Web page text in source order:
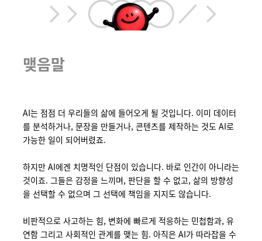
맺음말
AI는 점점 더 우리들의 삶에 들어오게 될 것입니다. 이미 데이터
를 분석하거나, 문장을 만들거나, 콘텐츠를 제작하는 것도 AI로
가능한 일이 되어버렸죠.
하지만 AI에겐 치명적인 단점이 있습니다. 바로 인간이 아니라는
것이죠. 그들은 감정을 느끼며, 판단을 할 수 없고, 삶의 방향성
을 선택할 수 없으며 그 선택에 책임을 지지도 않습니다.
비판적으로 사고하는 힘, 변화에 빠르게 적응하는 민첩함과, 유
연함 그리고 사회적인 관계를 맺는 힘. 아직은 AI가 따라잡을 수